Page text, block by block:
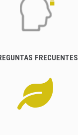
FRECUENTES